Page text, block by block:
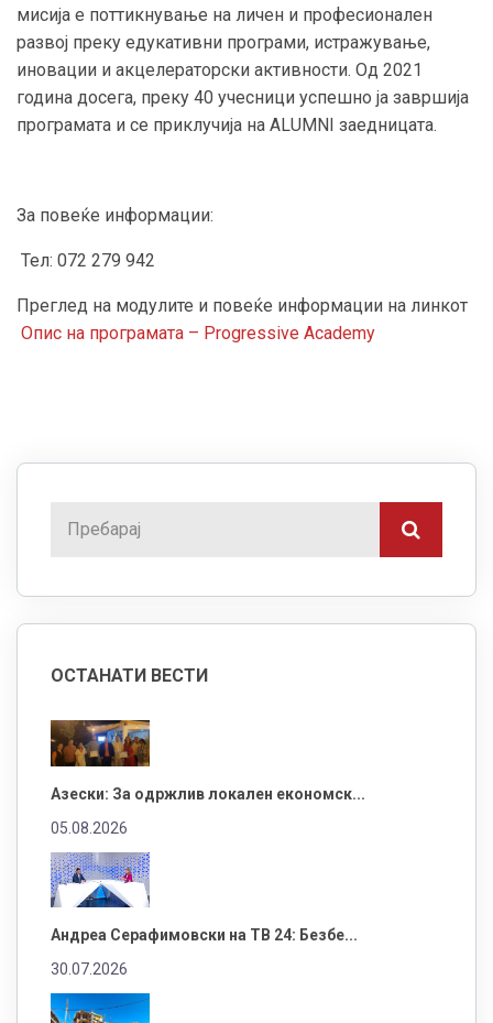
мисија е поттикнување на личен и професионален
развој преку едукативни програми, истражување,
иновации и акцелераторски активности. Од 2021
година досега, преку 40 учесници успешно ја завршија
програмата и се приклучија на ALUMNI заедницата.
За повеќе информации:
Тел: 072 279 942
Преглед на модулите и повеќе информации на линкот
Опис на програмата – Progressive Academy
ОСТАНАТИ ВЕСТИ
Азески: За одржлив локален економск...
05.08.2026
Андреа Серафимовски на ТВ 24: Безбе...
30.07.2026